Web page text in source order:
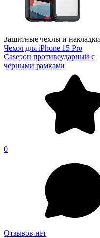
Защитные чехлы и накладки
Чехол для iPhone 15 Pro
Caseport противоударный с
черными рамками
0
Отзывов нет